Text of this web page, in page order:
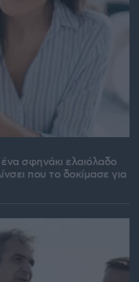
σφηνάκι ελαιόλαδο
που το δοκίμασε για